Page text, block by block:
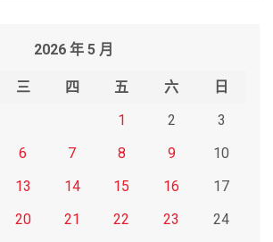
2026 年 5 月
三 四 五 六
日
1
2
3
6 7 8 9
10
13 14 15 16
17
20 21 22 23
24